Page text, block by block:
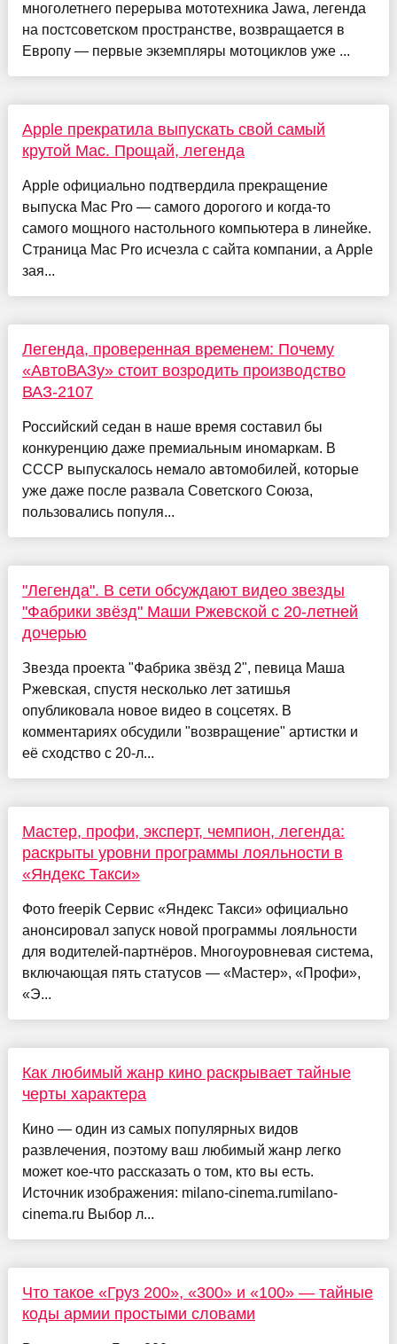
многолетнего перерыва мототехника Jawa, легенда
на постсоветском пространстве, возвращается в
Европу — первые экземпляры мотоциклов уже ...
Apple прекратила выпускать свой самый
крутой Mac. Прощай, легенда
Apple официально подтвердила прекращение
выпуска Mac Pro — самого дорогого и когда-то
самого мощного настольного компьютера в линейке.
Страница Mac Pro исчезла с сайта компании, а Apple
зая...
Легенда, проверенная временем: Почему
«АвтоВАЗу» стоит возродить производство
ВАЗ-2107
Российский седан в наше время составил бы
конкуренцию даже премиальным иномаркам. В
СССР выпускалось немало автомобилей, которые
уже даже после развала Советского Союза,
пользовались популя...
"Легенда". В сети обсуждают видео звезды
"Фабрики звёзд" Маши Ржевской с 20-летней
дочерью
Звезда проекта "Фабрика звёзд 2", певица Маша
Ржевская, спустя несколько лет затишья
опубликовала новое видео в соцсетях. В
комментариях обсудили "возвращение" артистки и
её сходство с 20-л...
Мастер, профи, эксперт, чемпион, легенда:
раскрыты уровни программы лояльности в
«Яндекс Такси»
Фото freepik Сервис «Яндекс Такси» официально
анонсировал запуск новой программы лояльности
для водителей-партнёров. Многоуровневая система,
включающая пять статусов — «Мастер», «Профи»,
«Э...
Как любимый жанр кино раскрывает тайные
черты характера
Кино — один из самых популярных видов
развлечения, поэтому ваш любимый жанр легко
может кое-что рассказать о том, кто вы есть.
Источник изображения: milano-cinema.rumilano-
cinema.ru Выбор л...
Что такое «Груз 200», «300» и «100» — тайные
коды армии простыми словами